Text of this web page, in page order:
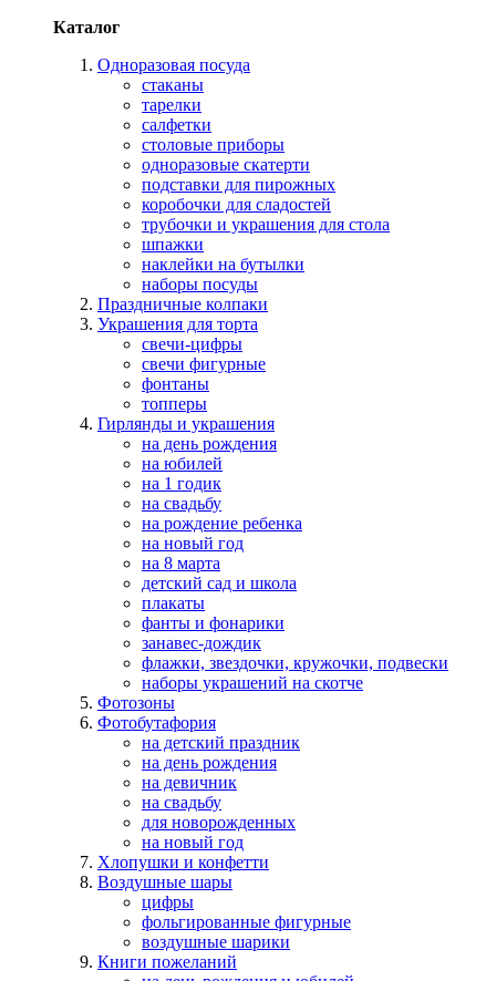
Каталог
Одноразовая посуда
стаканы
тарелки
салфетки
столовые приборы
одноразовые скатерти
подставки для пирожных
коробочки для сладостей
трубочки и украшения для стола
шпажки
наклейки на бутылки
наборы посуды
Праздничные колпаки
Украшения для торта
свечи-цифры
свечи фигурные
фонтаны
топперы
Гирлянды и украшения
на день рождения
на юбилей
на 1 годик
на свадьбу
на рождение ребенка
на новый год
на 8 марта
детский сад и школа
плакаты
фанты и фонарики
занавес-дождик
флажки, звездочки, кружочки, подвески
наборы украшений на скотче
Фотозоны
Фотобутафория
на детский праздник
на день рождения
на девичник
на свадьбу
для новорожденных
на новый год
Хлопушки и конфетти
Воздушные шары
цифры
фольгированные фигурные
воздушные шарики
Книги пожеланий